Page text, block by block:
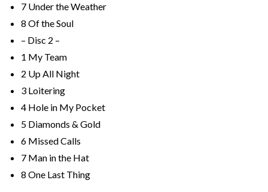
7 Under the Weather
8 Of the Soul
– Disc 2 –
1 My Team
2 Up All Night
3 Loitering
4 Hole in My Pocket
5 Diamonds & Gold
6 Missed Calls
7 Man in the Hat
8 One Last Thing